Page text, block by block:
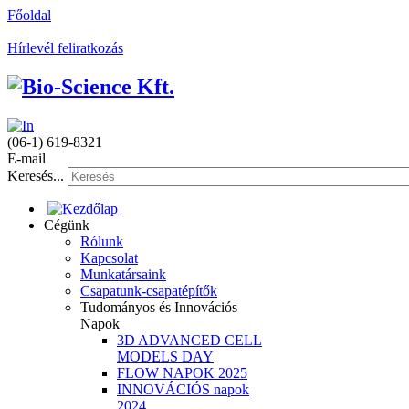
Főoldal
Hírlevél feliratkozás
(06-1) 619-8321
E-mail
Keresés...
Cégünk
Rólunk
Kapcsolat
Munkatársaink
Csapatunk-csapatépítők
Tudományos és Innovációs
Napok
3D ADVANCED CELL
MODELS DAY
FLOW NAPOK 2025
INNOVÁCIÓS napok
2024